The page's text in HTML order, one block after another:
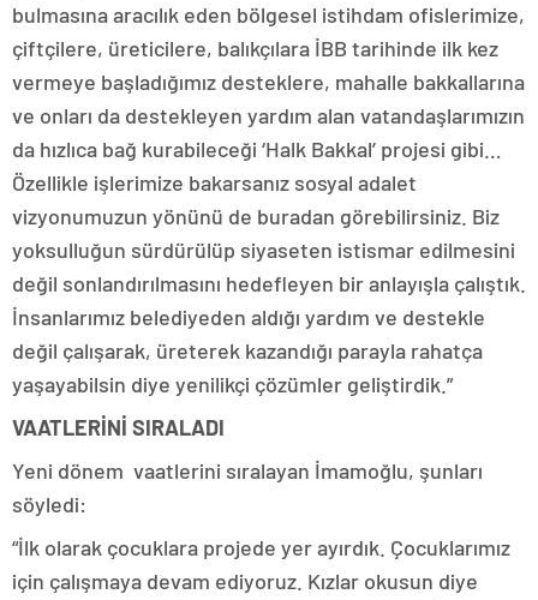
bulmasına aracılık eden bölgesel istihdam ofislerimize,
çiftçilere, üreticilere, balıkçılara İBB tarihinde ilk kez
vermeye başladığımız desteklere, mahalle bakkallarına
ve onları da destekleyen yardım alan vatandaşlarımızın
da hızlıca bağ kurabileceği ‘Halk Bakkal’ projesi gibi…
Özellikle işlerimize bakarsanız sosyal adalet
vizyonumuzun yönünü de buradan görebilirsiniz. Biz
yoksulluğun sürdürülüp siyaseten istismar edilmesini
değil sonlandırılmasını hedefleyen bir anlayışla çalıştık.
İnsanlarımız belediyeden aldığı yardım ve destekle
değil çalışarak, üreterek kazandığı parayla rahatça
yaşayabilsin diye yenilikçi çözümler geliştirdik.”
VAATLERİNİ SIRALADI
Yeni dönem vaatlerini sıralayan İmamoğlu, şunları
söyledi:
“İlk olarak çocuklara projede yer ayırdık. Çocuklarımız
için çalışmaya devam ediyoruz. Kızlar okusun diye